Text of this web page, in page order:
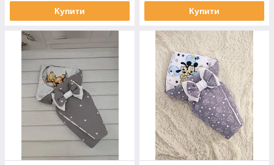
Купити Купити